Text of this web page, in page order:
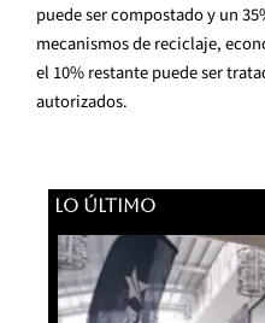
puede ser compostado y un
mecanismos de reciclaje,
el 10% restante puede ser
autorizados.
LO ÚLTIMO